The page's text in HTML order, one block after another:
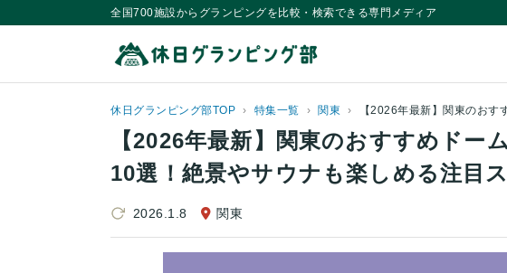
全国700施設からグランピングを比較・検索できる専門メディア
休日グランピング部TOP 特集一覧 関東
【2026年最新】関東のおすすめドー
10選！絶景やサウナも楽しめる注目
2026.1.8 関東